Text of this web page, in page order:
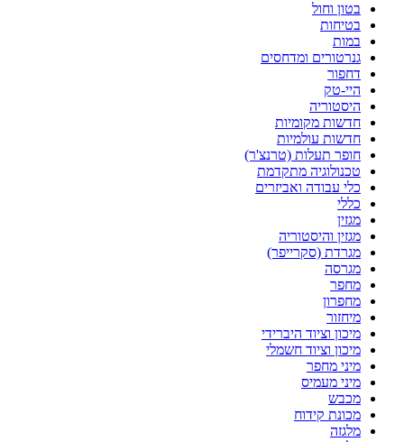
בטון וחול
בטיחות
במות
גנרטורים ומדחסים
דחפור
היי-טק
היסטוריה
חדשות מקומיות
חדשות עולמיות
חופר תעלות (טרנצ'ר)
טכנולוגיה מתקדמת
כלי עבודה ואביזרים
כללי
מגזין
מגזין והיסטוריה
מגרדת (סקרייפר)
מגרסה
מחפר
מחפרון
מיחזור
מיכון וציוד היברידי
מיכון וציוד חשמלי
מיני מחפר
מיני מעמיס
מכבש
מכונת קידוח
מלגזה